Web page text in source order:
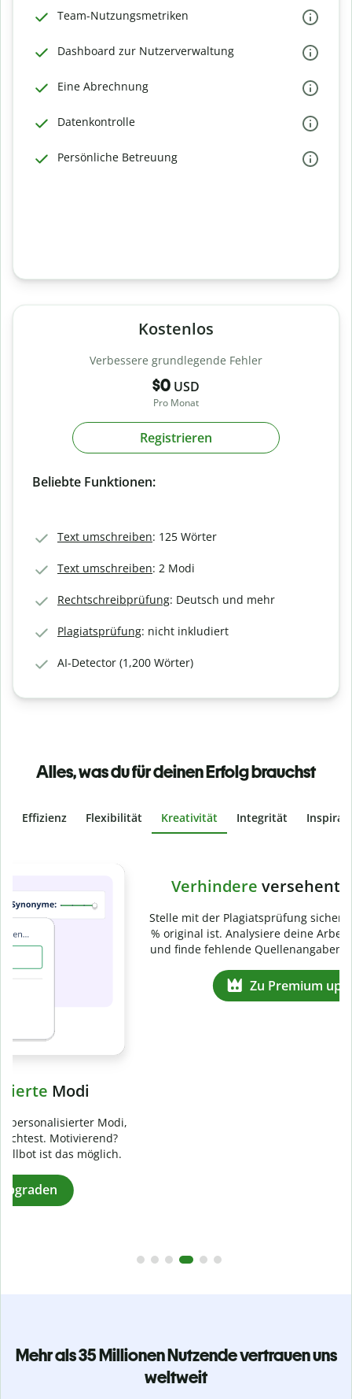
Team-Nutzungsmetriken
Dashboard zur Nutzerverwaltung
Eine Abrechnung
Datenkontrolle
Persönliche Betreuung
Kostenlos
Verbessere grundlegende Fehler
$0 USD
Pro Monat
Registrieren
Beliebte Funktionen:
Text umschreiben: 125 Wörter
Text umschreiben: 2 Modi
Rechtschreibprüfung: Deutsch und mehr
Plagiatsprüfung: nicht inkludiert
AI-Detector (1,200 Wörter)
Alles, was du für deinen Erfolg brauchst
Effizienz Flexibilität Kreativität Integrität
Verhindere
Stelle mit der Plagiatsprüfung sicher, dass dein Text zu 100
% original ist. Analysiere deine Arbeit in Sekundenschnelle
und finde fehlende Quellenangaben in über 100 Sprachen.
Mehr als 35 Millionen Nutzende vertrauen uns
weltweit